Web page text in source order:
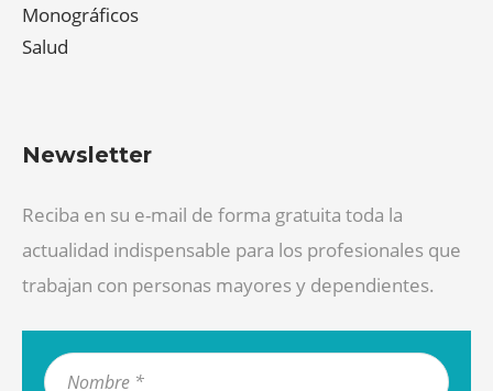
Monográficos
Salud
Newsletter
Reciba en su e-mail de forma gratuita toda la
actualidad indispensable para los profesionales que
trabajan con personas mayores y dependientes.